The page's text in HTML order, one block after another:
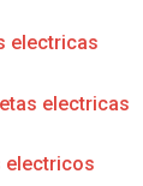
electricas
electricas
electricos